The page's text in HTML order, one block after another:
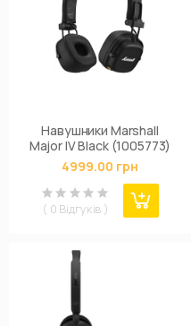
Навушники Marshall
Major IV Black (1005773)
4999.00 грн
( 0 Відгуків )